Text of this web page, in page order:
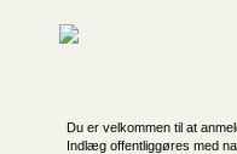
Du er velkommen til at
Indlæg offentliggøres med